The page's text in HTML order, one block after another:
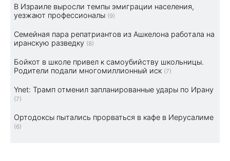
В Израиле выросли темпы эмиграции населения,
уезжают профессионалы (9)
Семейная пара репатриантов из Ашкелона работала на
иранскую разведку (8)
Бойкот в школе привел к самоубийству школьницы.
Родители подали многомиллионный иск (7)
Ynet: Трамп отменил запланированные удары по Ирану
(7)
Ортодоксы пытались прорваться в кафе в Иерусалиме
(6)